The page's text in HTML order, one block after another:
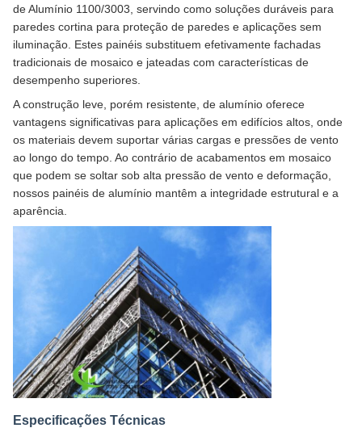
de Alumínio 1100/3003, servindo como soluções duráveis para
paredes cortina para proteção de paredes e aplicações sem
iluminação. Estes painéis substituem efetivamente fachadas
tradicionais de mosaico e jateadas com características de
desempenho superiores.
A construção leve, porém resistente, de alumínio oferece
vantagens significativas para aplicações em edifícios altos, onde
os materiais devem suportar várias cargas e pressões de vento
ao longo do tempo. Ao contrário de acabamentos em mosaico
que podem se soltar sob alta pressão de vento e deformação,
nossos painéis de alumínio mantêm a integridade estrutural e a
aparência.
Especificações Técnicas